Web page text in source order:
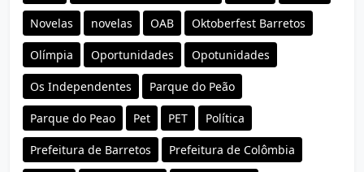
Novelas novelas OAB Oktoberfest Barretos
Olímpia Oportunidades Opotunidades
Os Independentes Parque do Peão
Parque do Peao Pet PET Política
Prefeitura de Barretos Prefeitura de Colômbia